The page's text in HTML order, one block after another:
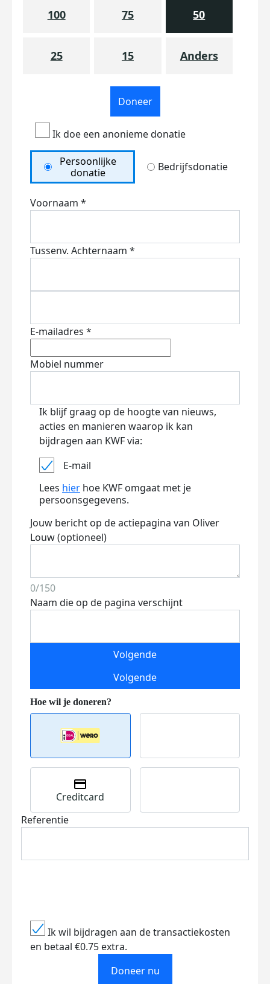
100 75 50
25 15 Anders
Doneer
Ik doe een anonieme donatie
Persoonlijke
donatie
Bedrijfsdonatie
Voornaam *
Tussenv. Achternaam *
E-mailadres *
Mobiel nummer
Ik blijf graag op de hoogte van nieuws,
acties en manieren waarop ik kan
bijdragen aan KWF via:
E-mail
Lees hier hoe KWF omgaat met je
persoonsgegevens.
Jouw bericht op de actiepagina van Oliver
Louw (optioneel)
0/150
Naam die op de pagina verschijnt
Volgende
Volgende
Creditcard
Referentie
Ik wil bijdragen aan de transactiekosten
en betaal €0.75 extra.
Doneer nu